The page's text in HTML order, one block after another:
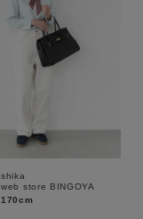
shika
web store BINGOYA
170cm